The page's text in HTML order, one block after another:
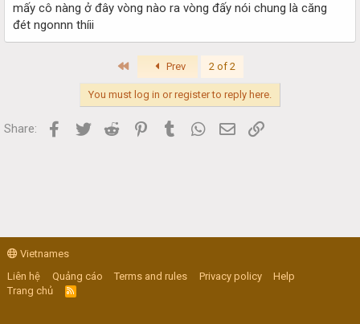
mấy cô nàng ở đây vòng nào ra vòng đấy nói chung là căng
đét ngonnn thíii
Prev 2 of 2
You must log in or register to reply here.
Share: Facebook
Twitter Reddit PinterestTumblr WhatsApp
Email
Vietnames
Liên hệ
Quảng cáo Terms and rules Privacy policy
Help
Trang chủ
R
S